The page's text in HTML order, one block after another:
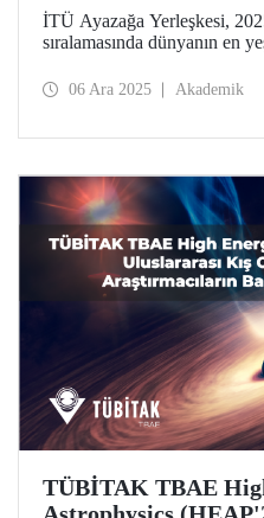
İTÜ Ayazağa Yerleşkesi,
sıralamasında dünyanın en
1’inci olan İTÜ, bu
06 Ara 2025 Akademik
TÜBİTAK TBAE